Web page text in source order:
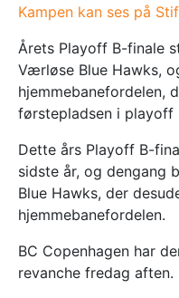
Kampen kan ses på
Årets Playoff B-finale
Værløse Blue Hawks,
hjemmebanefordelen,
førstepladsen i playoff
Dette års Playoff B-
sidste år, og dengang
Blue Hawks, der
hjemmebanefordelen.
BC Copenhagen har
revanche fredag aften.